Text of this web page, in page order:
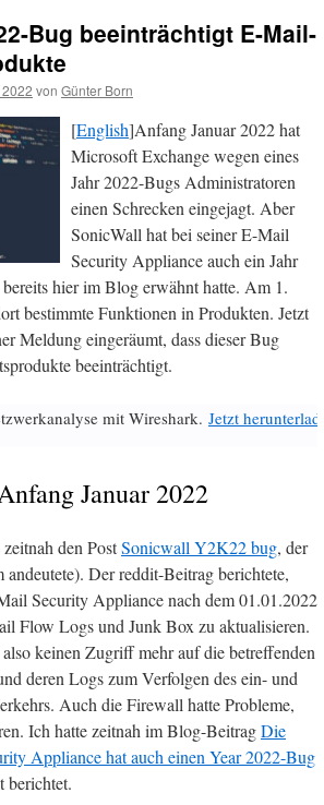
Bug beeinträchtigt E-Mail-
von Günter Born
[English]Anfang Januar 2022 hat
Microsoft Exchange wegen eines
Jahr 2022-Bugs Administratoren
einen Schrecken eingejagt. Aber
SonicWall hat bei seiner E-Mail
Security Appliance auch ein Jahr
hier im Blog erwähnt hatte. Am 1.
bestimmte Funktionen in Produkten. Jetzt
Meldung eingeräumt, dass dieser Bug
beeinträchtigt.
mit Wireshark. Jetzt
Januar 2022
den PostSonicwall Y2K22 bug, der
andeutete). Der reddit-Beitrag berichtete,
Security Appliance nach dem 01.01.2022
Flow Logs und Junk Box zu aktualisieren.
keinen Zugriff mehr auf die betreffenden
deren Logs zum Verfolgen des ein- und
Auch die Firewall hatte Probleme,
Ich hatte zeitnah im Blog-BeitragDie
Appliance hat auch einen Year 2022-Bug
berichtet.